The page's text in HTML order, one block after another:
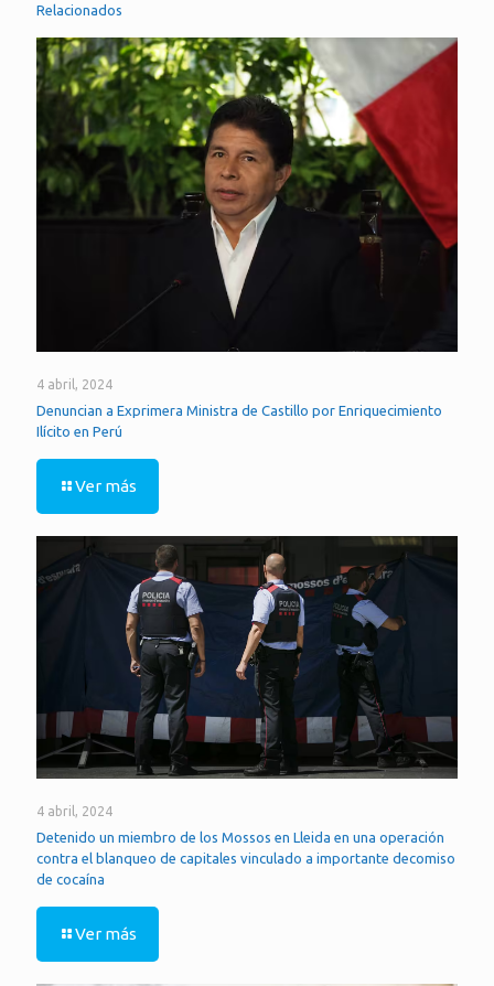
Relacionados
4 abril, 2024
Denuncian a Exprimera Ministra de Castillo por Enriquecimiento
Ilícito en Perú
Ver más
4 abril, 2024
Detenido un miembro de los Mossos en Lleida en una operación
contra el blanqueo de capitales vinculado a importante decomiso
de cocaína
Ver más